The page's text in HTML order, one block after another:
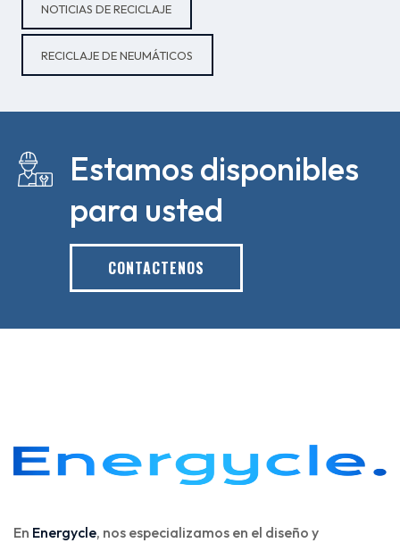
NOTICIAS DE RECICLAJE
RECICLAJE DE NEUMÁTICOS
Estamos disponibles
para usted
CONTACTENOS
En Energycle, nos especializamos en el diseño y